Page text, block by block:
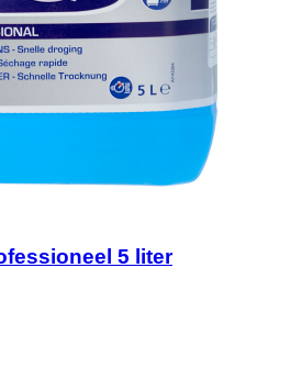
5 liter